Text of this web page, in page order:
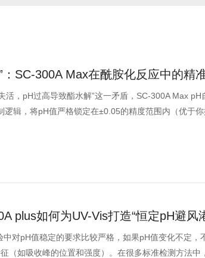
：SC-300A Max在酰胺化反应中的精
活，pH过高导致酯水解”这一矛盾，SC-300A Max pH
逻辑，将pH值严格锁定在±0.05的精度范围内（优于
plus如何为UV-Vis打造“恒定pH避风
对pH值稳定的要求比较严格，如果pH值变化不定，
（如吸收峰的位置和强度）。在很多标准检测方法中